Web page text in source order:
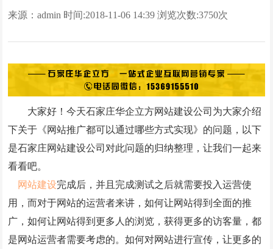
全网营销
百家号代运营
爱采购代运营
知乎代运营
geo
网站建设案例
微信小程序案例
来源：admin 时间:2018-11-06 14:39 浏览次数:3750次
大家好！今天石家庄华企立方网站建设公司为大家介绍
下关于《网站推广都可以通过哪些方式实现》的问题，以下
是石家庄网站建设公司对此问题的归纳整理，让我们一起来
看看吧。
网站建设完成后，并且完成测试之后就需要投入运营使
用，而对于网站的运营者来讲，如何让网站得到全面的推
广，如何让网站得到更多人的浏览，获得更多的访客量，都
是网站运营者需要考虑的。如何对网站进行宣传，让更多的